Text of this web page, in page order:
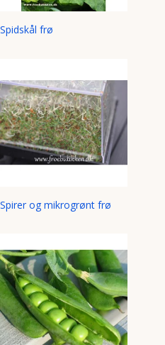
Spidskål frø
Spirer og mikrogrønt frø